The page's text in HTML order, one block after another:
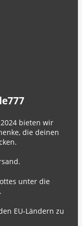
bieten wir
die deinen
unter die
EU-Ländern zu